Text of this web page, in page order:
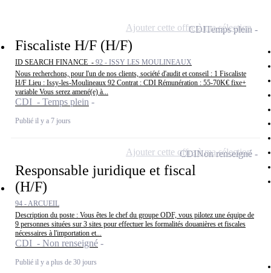
Fiscaliste H/F (H/F)
ID SEARCH FINANCE - 92 - ISSY LES MOULINEAUX
Nous recherchons, pour l'un de nos clients, société d'audit et conseil : 1 Fiscaliste
H/F Lieu : Issy-les-Moulineaux 92 Contrat : CDI Rémunération : 55-70K€ fixe+
variable Vous serez amené(e) à...
CDI - Temps plein
Publié il y a 7 jours
CDITemps plein
Ajouter cette offre à ma sélection
Responsable juridique et fiscal
(H/F)
94 - ARCUEIL
Description du poste : Vous êtes le chef du groupe ODF, vous pilotez une équipe de
9 personnes situées sur 3 sites pour effectuer les formalités douanières et fiscales
nécessaires à l'importation et...
CDI - Non renseigné
Publié il y a plus de 30 jours
CDINon renseigné
Ajouter cette offre à ma sélection